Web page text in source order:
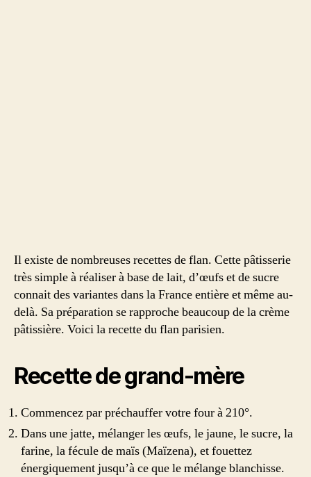
Il existe de nombreuses recettes de flan. Cette pâtisserie
très simple à réaliser à base de lait, d’œufs et de sucre
connait des variantes dans la France entière et même au-
delà. Sa préparation se rapproche beaucoup de la crème
pâtissière. Voici la recette du flan parisien.
Recette de grand-mère
Commencez par préchauffer votre four à 210°.
Dans une jatte, mélanger les œufs, le jaune, le sucre, la
farine, la fécule de maïs (Maïzena), et fouettez
énergiquement jusqu’à ce que le mélange blanchisse.